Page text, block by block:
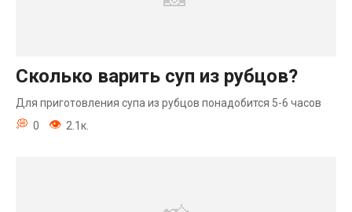
Сколько варить суп из рубцов?
Для приготовления супа из рубцов понадобится 5-6 часов
0
2.1к.